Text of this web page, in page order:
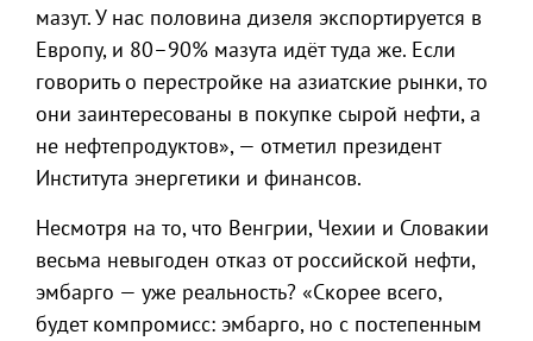
мазут. У нас половина дизеля экспортируется в
Европу, и 80–90% мазута идёт туда же. Если
говорить о перестройке на азиатские рынки, то
они заинтересованы в покупке сырой нефти, а
не нефтепродуктов», — отметил президент
Института энергетики и финансов.
Несмотря на то, что Венгрии, Чехии и Словакии
весьма невыгоден отказ от российской нефти,
эмбарго — уже реальность? «Скорее всего,
будет компромисс: эмбарго, но с постепенным